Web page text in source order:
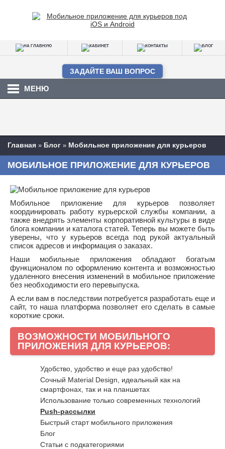
ЗАДАЙТЕ ВАШ ВОПРОС
МЕНЮ
Главная » Блог » Мобильное приложение для курьеров
МОБИЛЬНОЕ ПРИЛОЖЕНИЕ ДЛЯ КУРЬЕРОВ
Мобильное приложение для курьеров позволяет
координировать работу курьерской службы компании, а
также внедрять элементы корпоративной культуры в виде
блога компании и каталога статей. Теперь вы можете быть
уверены, что у курьеров всегда под рукой актуальный
список адресов и информация о заказах.
Наши мобильные приложения обладают богатым
функционалом по оформлению контента и возможностью
удаленного внесения изменений в мобильное приложение
без необходимости его перевыпуска.
А если вам в последствии потребуется разработать еще и
сайт, то наша платформа позволяет его сделать в самые
короткие сроки.
ВОЗМОЖНОСТИ МОБИЛЬНОГО
ПРИЛОЖЕНИЯ ДЛЯ КУРЬЕРОВ:
Удобство, удобство и еще раз удобство!
Сочный Material Design, идеальный как на
смартфонах, так и на планшетах
Использование только современных технологий
Push-рассылки
Быстрый старт мобильного приложения
Блог
Статьи с подкатегориями